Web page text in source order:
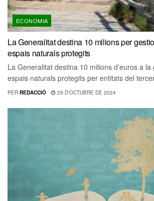
ECONOMIA
La Generalitat destina 10 milions per
espais naturals protegits
La Generalitat destina 10 milions d'euros a
espais naturals protegits per entitats del
PER REDACCIÓ 29 D'OCTUBRE DE 2024